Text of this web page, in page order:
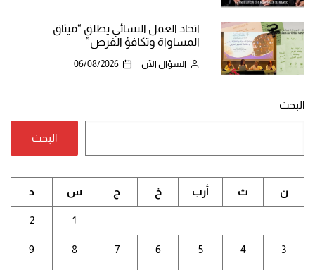
اتحاد العمل النسائي يطلق “ميثاق
المساواة وتكافؤ الفرص”
السؤال الآن 06/08/2026
البحث
البحث
ن ث أرب خ ج س د
1
2
3
4
5
6
7
8
9